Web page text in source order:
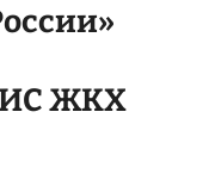
ЖКХ